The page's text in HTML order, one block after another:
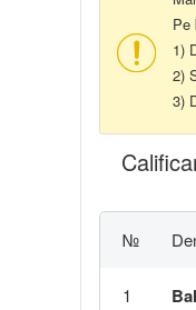
Pe
1)
2)
3)
№
1